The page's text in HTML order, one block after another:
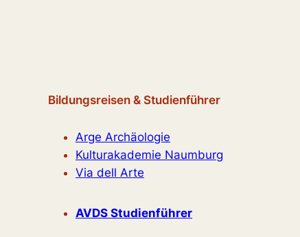
Bildungsreisen & Studienführer
Arge Archäologie
Kulturakademie Naumburg
Via dell Arte
AVDS Studienführer